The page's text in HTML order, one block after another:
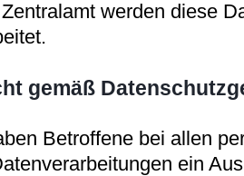
werden diese
gemäß
Betroffene bei allen
ein